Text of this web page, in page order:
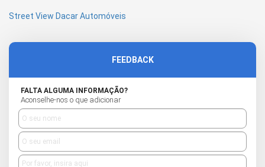
Street View Dacar Automóveis
FEEDBACK
FALTA ALGUMA INFORMAÇÃO?
Aconselhe-nos o que adicionar